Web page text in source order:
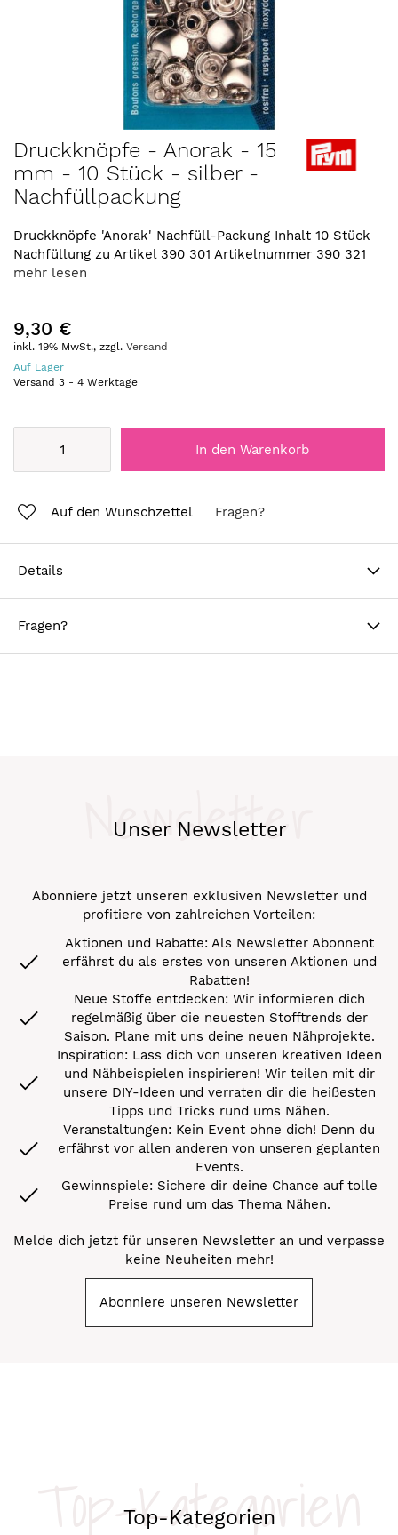
Anfang
der
Bildergalerie
Druckknöpfe - Anorak - 15
mm - 10 Stück - silber -
Nachfüllpackung
Druckknöpfe 'Anorak' Nachfüll-Packung Inhalt 10 Stück
Nachfüllung zu Artikel 390 301 Artikelnummer 390 321
mehr lesen
9,30 €
inkl. 19% MwSt., zzgl. Versand
Auf Lager
Versand 3 - 4 Werktage
In den Warenkorb
Auf den Wunschzettel Fragen?
Details
Fragen?
Unser Newsletter
Newsletter
Abonniere jetzt unseren exklusiven Newsletter und
profitiere von zahlreichen Vorteilen:
Aktionen und Rabatte: Als Newsletter Abonnent
erfährst du als erstes von unseren Aktionen und
Rabatten!
Neue Stoffe entdecken: Wir informieren dich
regelmäßig über die neuesten Stofftrends der
Saison. Plane mit uns deine neuen Nähprojekte.
Inspiration: Lass dich von unseren kreativen Ideen
und Nähbeispielen inspirieren! Wir teilen mit dir
unsere DIY-Ideen und verraten dir die heißesten
Tipps und Tricks rund ums Nähen.
Veranstaltungen: Kein Event ohne dich! Denn du
erfährst vor allen anderen von unseren geplanten
Events.
Gewinnspiele: Sichere dir deine Chance auf tolle
Preise rund um das Thema Nähen.
Melde dich jetzt für unseren Newsletter an und verpasse
keine Neuheiten mehr!
Abonniere unseren Newsletter
Top-Kategorien
Top-Kategorien